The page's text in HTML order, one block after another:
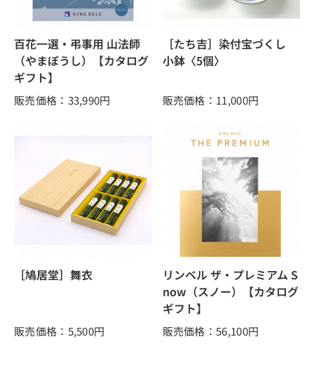
百花一選・弔事用 山法師
（やまぼうし）【カタログ
ギフト】
販売価格：33,990円
［たち吉］染付宝づくし
小鉢〈5個〉
販売価格：11,000円
［鳩居堂］舞衣
販売価格：5,500円
リンベル ザ・プレミアム S
now（スノー）【カタログ
ギフト】
販売価格：56,100円